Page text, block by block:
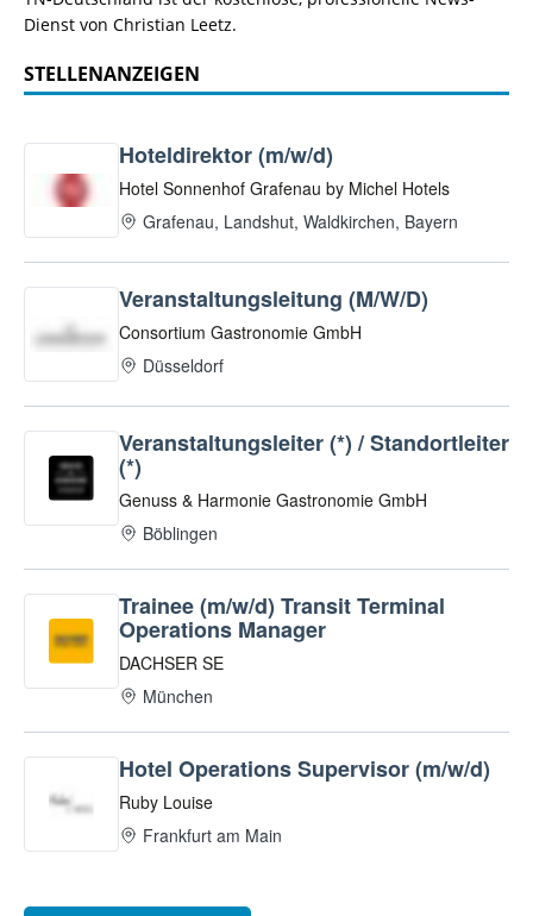
Dienst von Christian Leetz.
STELLENANZEIGEN